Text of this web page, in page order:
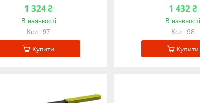
1 324 ₴
В наявності
97
Купити
1 432 ₴
В наявності
98
Купити